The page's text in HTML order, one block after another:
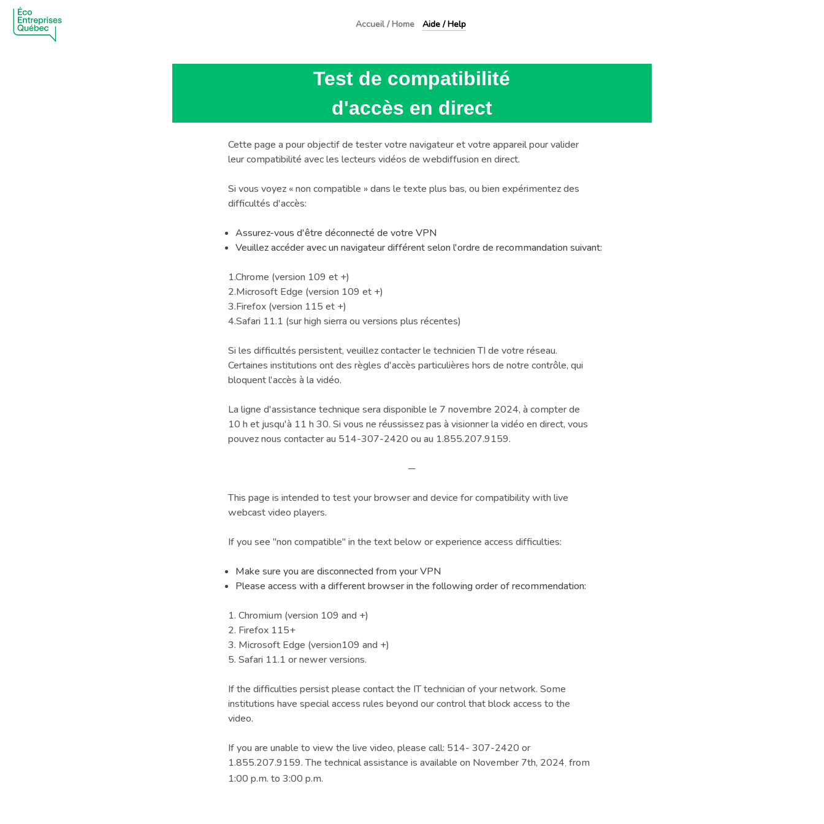
Accueil / Home Aide / Help
Test de compatibilité
d'accès en direct
Cette page a pour objectif de tester votre navigateur et votre appareil pour valider
leur compatibilité avec les lecteurs vidéos de webdiffusion en direct.
Si vous voyez « non compatible » dans le texte plus bas, ou bien expérimentez des
difficultés d'accès:
Assurez-vous d'être déconnecté de votre VPN
Veuillez accéder avec un navigateur différent selon l'ordre de recommandation suivant:
1.Chrome (version 109 et +)
2.Microsoft Edge (version 109 et +)
3.Firefox (version 115 et +)
4.Safari 11.1 (sur high sierra ou versions plus récentes)
Si les difficultés persistent, veuillez contacter le technicien TI de votre réseau.
Certaines institutions ont des règles d'accès particulières hors de notre contrôle, qui
bloquent l'accès à la vidéo.
La ligne d'assistance technique sera disponible le 7 novembre 2024, à compter de
10 h et jusqu'à 11 h 30. Si vous ne réussissez pas à visionner la vidéo en direct, vous
pouvez nous contacter au 514-307-2420 ou au 1.855.207.9159.
─
This page is intended to test your browser and device for compatibility with live
webcast video players.
If you see "non compatible" in the text below or experience access difficulties:
Make sure you are disconnected from your VPN
Please access with a different browser in the following order of recommendation:
1. Chromium (version 109 and +)
2. Firefox 115+
3. Microsoft Edge (version109 and +)
5. Safari 11.1 or newer versions.
If the difficulties persist please contact the IT technician of your network. Some
institutions have special access rules beyond our control that block access to the
video.
If you are unable to view the live video, please call: 514- 307-2420 or
1.855.207.9159. The technical assistance is available on November 7th, 2024, from
1:00 p.m. to 3:00 p.m.